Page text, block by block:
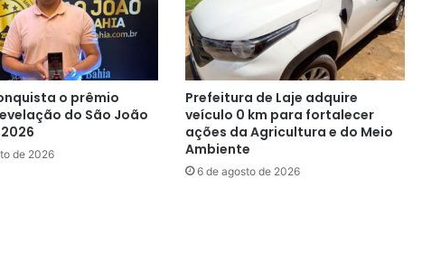
o prêmio
do São João
de 2026
Prefeitura de Laje adquire
veículo 0 km para fortalecer
ações da Agricultura e do Meio
Ambiente
6 de agosto de 2026